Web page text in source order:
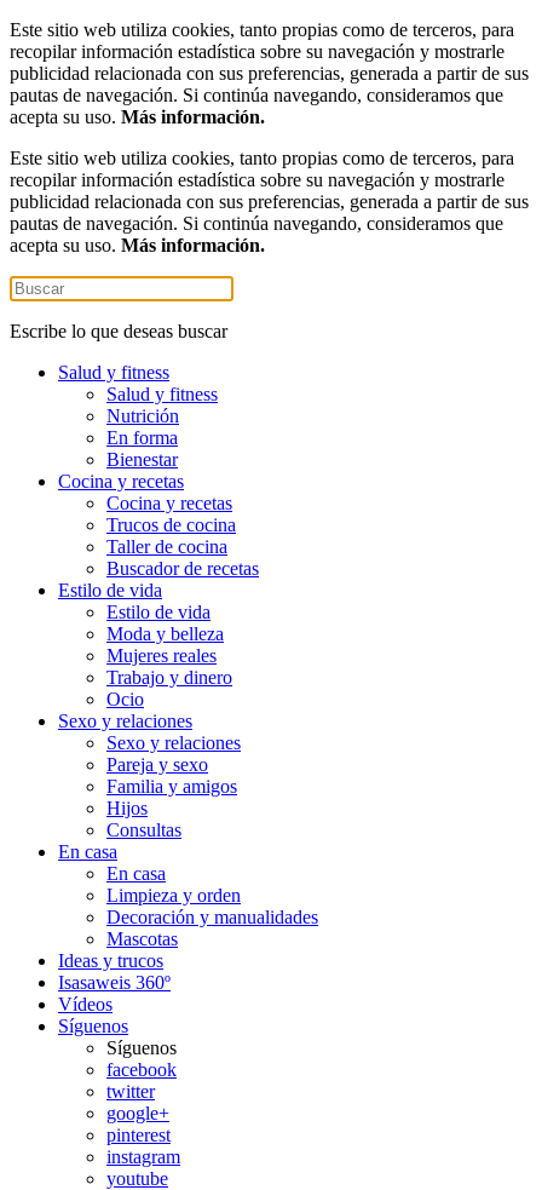
Este sitio web utiliza cookies, tanto propias como de terceros, para
recopilar información estadística sobre su navegación y mostrarle
publicidad relacionada con sus preferencias, generada a partir de sus
pautas de navegación. Si continúa navegando, consideramos que
acepta su uso. Más información.
Este sitio web utiliza cookies, tanto propias como de terceros, para
recopilar información estadística sobre su navegación y mostrarle
publicidad relacionada con sus preferencias, generada a partir de sus
pautas de navegación. Si continúa navegando, consideramos que
acepta su uso. Más información.
Escribe lo que deseas buscar
Salud y fitness
Salud y fitness
Nutrición
En forma
Bienestar
Cocina y recetas
Cocina y recetas
Trucos de cocina
Taller de cocina
Buscador de recetas
Estilo de vida
Estilo de vida
Moda y belleza
Mujeres reales
Trabajo y dinero
Ocio
Sexo y relaciones
Sexo y relaciones
Pareja y sexo
Familia y amigos
Hijos
Consultas
En casa
En casa
Limpieza y orden
Decoración y manualidades
Mascotas
Ideas y trucos
Isasaweis 360º
Vídeos
Síguenos
Síguenos
facebook
twitter
google+
pinterest
instagram
youtube